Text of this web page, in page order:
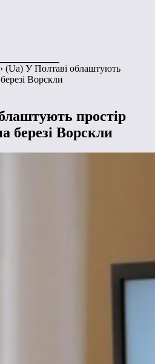
› (Ua) У Полтаві облаштують
Ворскли
простір
березі Ворскли